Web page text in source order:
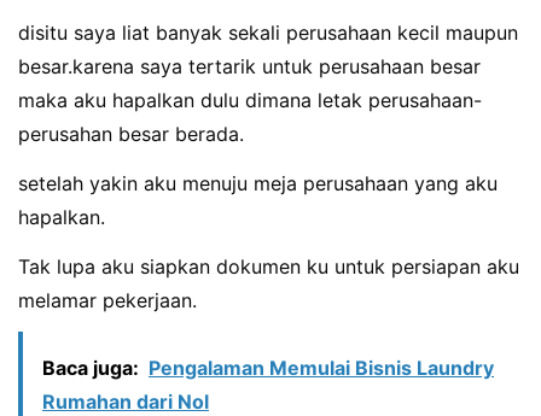
disitu saya liat banyak sekali perusahaan kecil maupun
besar.karena saya tertarik untuk perusahaan besar
maka aku hapalkan dulu dimana letak perusahaan-
perusahan besar berada.
setelah yakin aku menuju meja perusahaan yang aku
hapalkan.
Tak lupa aku siapkan dokumen ku untuk persiapan aku
melamar pekerjaan.
Baca juga: Pengalaman Memulai Bisnis Laundry
Rumahan dari Nol